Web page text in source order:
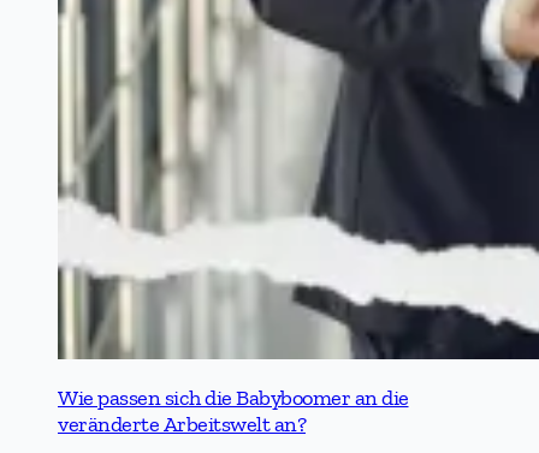
Wie passen sich die Babyboomer an die
veränderte Arbeitswelt an?